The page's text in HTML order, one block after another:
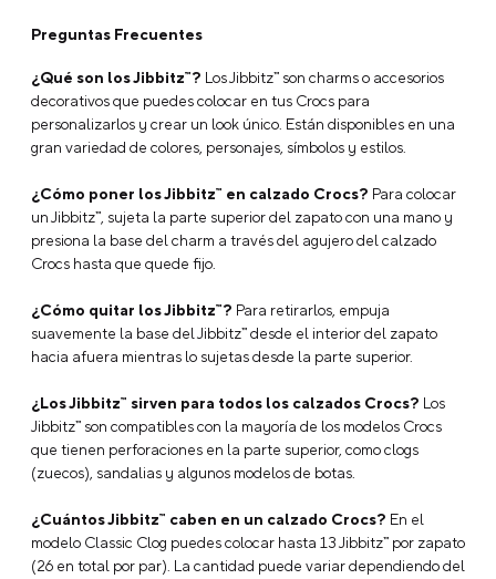
Preguntas Frecuentes
¿Qué son los Jibbitz™? Los Jibbitz™ son charms o accesorios
decorativos que puedes colocar en tus Crocs para
personalizarlos y crear un look único. Están disponibles en una
gran variedad de colores, personajes, símbolos y estilos.
¿Cómo poner los Jibbitz™ en calzado Crocs? Para colocar
un Jibbitz™, sujeta la parte superior del zapato con una mano y
presiona la base del charm a través del agujero del calzado
Crocs hasta que quede fijo.
¿Cómo quitar los Jibbitz™? Para retirarlos, empuja
suavemente la base del Jibbitz™ desde el interior del zapato
hacia afuera mientras lo sujetas desde la parte superior.
¿Los Jibbitz™ sirven para todos los calzados Crocs? Los
Jibbitz™ son compatibles con la mayoría de los modelos Crocs
que tienen perforaciones en la parte superior, como clogs
(zuecos), sandalias y algunos modelos de botas.
¿Cuántos Jibbitz™ caben en un calzado Crocs? En el
modelo Classic Clog puedes colocar hasta 13 Jibbitz™ por zapato
(26 en total por par). La cantidad puede variar dependiendo del